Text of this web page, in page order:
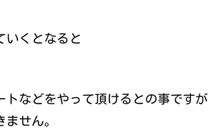
いくとなると
などをやって頂けるとの事ですが
せん。